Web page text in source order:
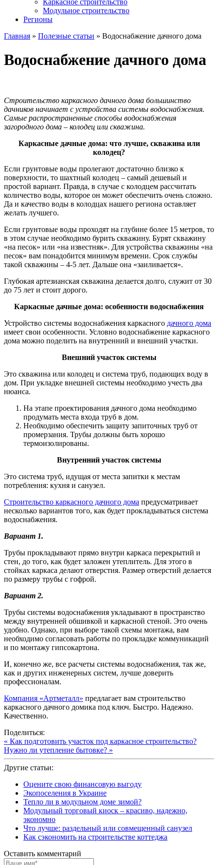
Каркасное строительство
Модульное строительство
Регионы
Главная » Полезные статьи » Водоснабжение дачного дома
Водоснабжение дачного дома
Строительство каркасного дачного дома большинство
дачников начинает с устройства системы водоснабжения.
Самые распространенные способы водоснабжения
загородного дома – колодец или скважина.
Каркасные дачные дома: что лучше, скважина или
колодец?
Если грунтовые воды пролегают достаточно близко к
поверхности, то шахтный колодец – самый дешевый и
простой вариант. Правда, в случае с колодцем рассчитать
количество воды, которое он может обеспечить очень сложно.
Да и качество воды в колодцах нашего региона оставляет
желать лучшего.
Если грунтовые воды проходят на глубине более 15 метров, то
в этом случае необходимо бурить скважину. Бурят скважину
«на песок» или «на известняк». Для устройства скважины «на
песок» вам понадобится минимум времени. Срок службы
такой скважины – 4-5 лет. Дальше она «заиливается».
Глубокая артезианская скважина делается долго, служит от 30
до 75 лет и стоит дорого.
Каркасные дачные дома: особенности водоснабжения
Устройство системы водоснабжения каркасного дачного дома
имеет свои особенности. Условно водоснабжение каркасного
дома можно поделить на внутренний и внешний участки.
Внешний участок системы
Это скважина или колодец и система труб, подающих воду в
дом. При укладке внешней системы необходимо учесть два
нюанса.
На этапе проектирования дачного дома необходимо
продумать места входа труб в дом.
Необходимо обеспечить защиту запиточных труб от
промерзания. Трубы должны быть хорошо
термоизолированы.
Внутренний участок системы
Это система труб, идущая от места запитки к местам
потребления: кухня и санузел.
Строительство каркасного дачного дома предусматривает
несколько вариантов того, как будет прокладываться система
водоснабжения.
Вариант 1.
Трубы прокладывают прямо внутри каркаса перекрытий и
стен, до того, как будет заложен утеплитель. Для этого в
стойках каркаса делают отверстия. Размер отверстий делается
по размеру трубы с гофрой.
Вариант 2.
Трубы системы водоснабжения укладывают в пространство
между внутренней обшивкой и каркасной стеной. Это очень
удобно. Однако, при выборе такой схемы монтажа, вам
необходимо согласовать работы по прокладке коммуникаций
и по монтажу гипсокартона.
И, конечно же, все расчеты системы водоснабжения, так же,
как и других инженерных систем, лучше доверить
профессионалам.
Компания «Артметалл» предлагает вам строительство
каркасного дачного домика под ключ. Быстро. Надежно.
Качественно.
Поделиться:
« Как подготовить участок под каркасное строительство?
Нужно ли утепление бытовке? »
Другие статьи:
Оцените свою финансовую выгоду
Экопоселения в Украине
Тепло ли в модульном доме зимой?
Модульный торговый киоск – красиво, надежно,
экономно
Что лучше: раздельный или совмещенный санузел
Как сэкономить на строительстве коттеджа
Оставить комментарий